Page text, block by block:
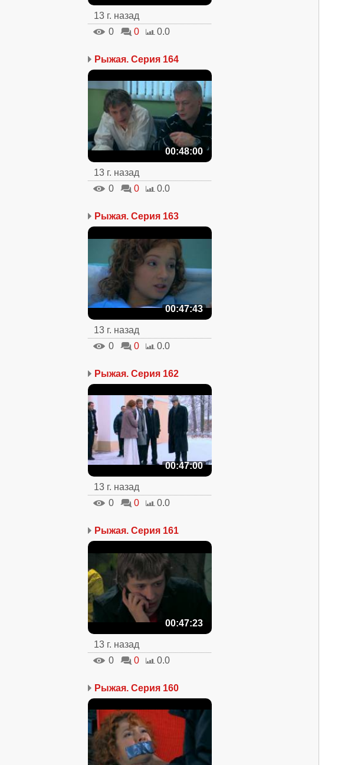
13 г. назад
0
0 0.0
Рыжая. Серия 164
00:48:00
13 г. назад
0
0 0.0
Рыжая. Серия 163
00:47:43
13 г. назад
0
0 0.0
Рыжая. Серия 162
00:47:00
13 г. назад
0
0 0.0
Рыжая. Серия 161
00:47:23
13 г. назад
0
0 0.0
Рыжая. Серия 160